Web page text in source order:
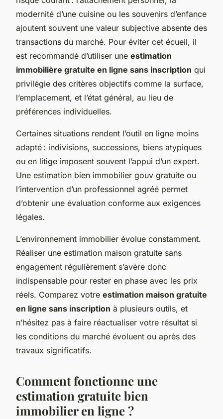
modernité d’une cuisine ou les souvenirs d’enfance
ajoutent souvent une valeur subjective absente des
transactions du marché. Pour éviter cet écueil, il
est recommandé d’utiliser une estimation
immobilière gratuite en ligne sans inscription qui
privilégie des critères objectifs comme la surface,
l’emplacement, et l’état général, au lieu de
préférences individuelles.
Certaines situations rendent l’outil en ligne moins
adapté : indivisions, successions, biens atypiques
ou en litige imposent souvent l’appui d’un expert.
Une estimation bien immobilier gouv gratuite ou
l’intervention d’un professionnel agréé permet
d’obtenir une évaluation conforme aux exigences
légales.
L’environnement immobilier évolue constamment.
Réaliser une estimation maison gratuite sans
engagement régulièrement s’avère donc
indispensable pour rester en phase avec les prix
réels. Comparez votre estimation maison gratuite
en ligne sans inscription à plusieurs outils, et
n’hésitez pas à faire réactualiser votre résultat si
les conditions du marché évoluent ou après des
travaux significatifs.
Comment fonctionne une
estimation gratuite bien
immobilier en ligne ?